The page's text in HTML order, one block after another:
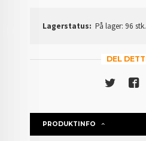
Lagerstatus: På lager: 96 stk.
DEL
PRODUKTINFO